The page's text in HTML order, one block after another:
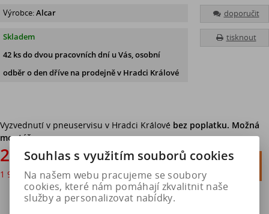
doporučit
tisknout
Výrobce:Alcar
Skladem
42 ksdo dvou pracovních dní u Vás, osobní
odběr o den dříve na prodejně v Hradci Králové
Vyzvednutí v pneuservisu v Hradci Králové bez poplatku. Možná
montáž.
2 398 Kč
1 982 Kčbez DPH


Souhlas s využitím souborů cookies
Na našem webu pracujeme se soubory
cookies, které nám pomáhají zkvalitnit naše
služby a personalizovat nabídky.